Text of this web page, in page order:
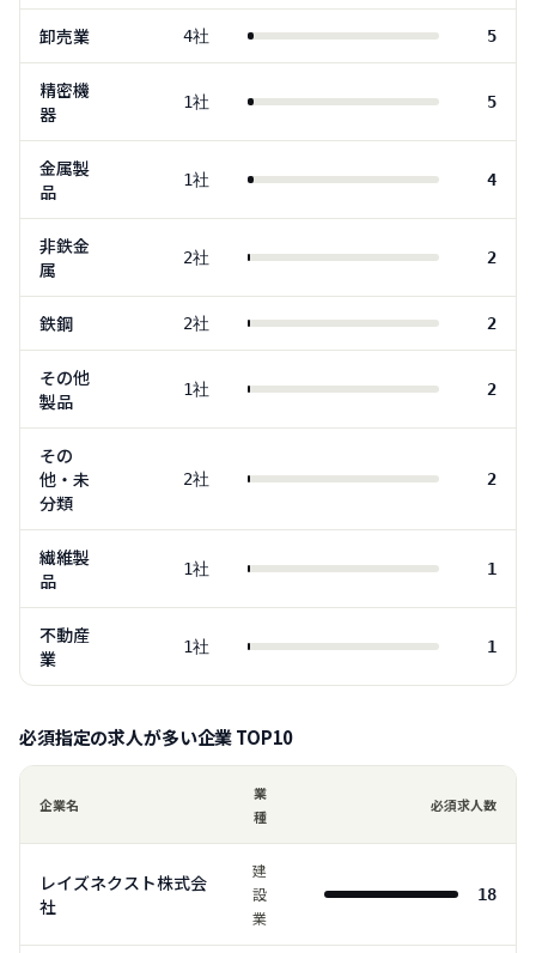
卸売業 4社 5
精密機
器
1社 5
金属製
品
1社 4
非鉄金
属
2社 2
鉄鋼 2社 2
その他
製品
1社 2
その
他・未
分類
2社 2
繊維製
品
1社 1
不動産
業
1社 1
必須指定の求人が多い企業 TOP10
企業名
業
種
必須求人数
レイズネクスト株式会
社
建
設
業
18